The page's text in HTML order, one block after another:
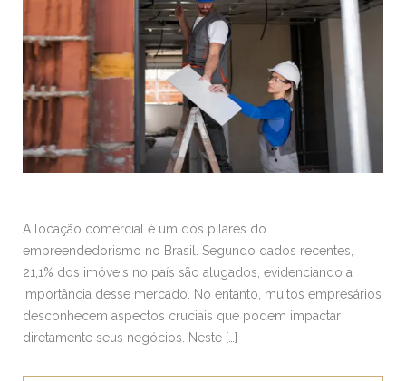
A locação comercial é um dos pilares do
empreendedorismo no Brasil. Segundo dados recentes,
21,1% dos imóveis no país são alugados, evidenciando a
importância desse mercado. No entanto, muitos empresários
desconhecem aspectos cruciais que podem impactar
diretamente seus negócios. Neste […]